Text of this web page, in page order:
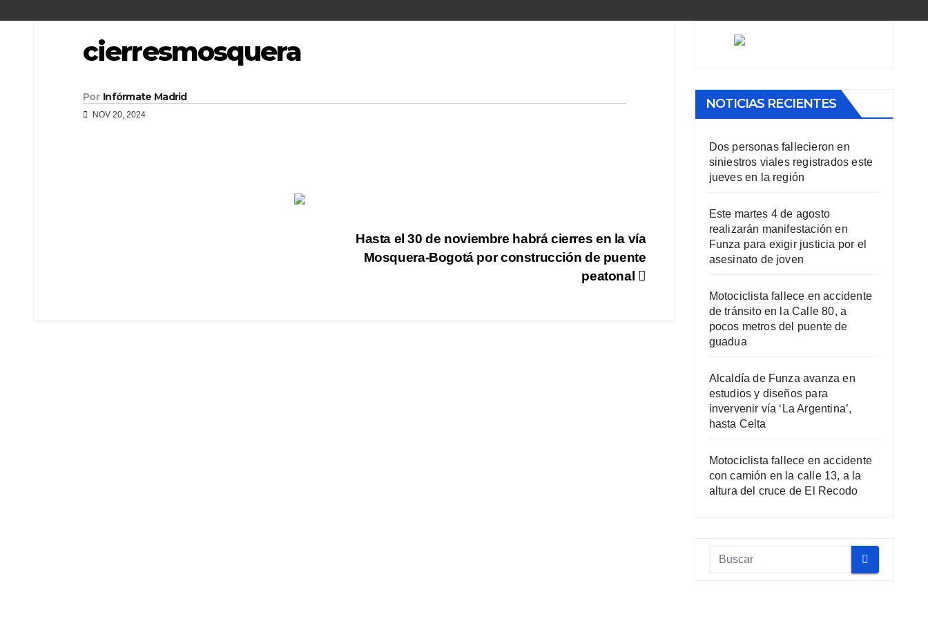
cierresmosquera
Por Infórmate Madrid
NOV 20, 2024
Hasta el 30 de noviembre habrá cierres en la vía
Mosquera-Bogotá por construcción de puente
peatonal
NOTICIAS RECIENTES
Dos personas fallecieron en
siniestros viales registrados este
jueves en la región
Este martes 4 de agosto
realizarán manifestación en
Funza para exigir justicia por el
asesinato de joven
Motociclista fallece en accidente
de tránsito en la Calle 80, a
pocos metros del puente de
guadua
Alcaldía de Funza avanza en
estudios y diseños para
invervenir vía ‘La Argentina’,
hasta Celta
Motociclista fallece en accidente
con camión en la calle 13, a la
altura del cruce de El Recodo